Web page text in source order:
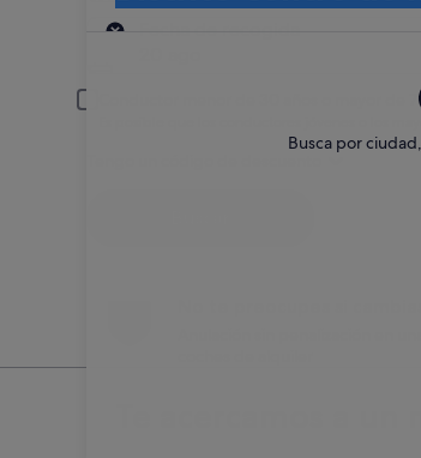
Busca por
Recogida
Conductor menor de 30 años o mayor de
Es posible que los conductores jóvenes o los